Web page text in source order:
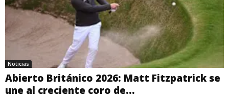
Noticias
Abierto Británico 2026: Matt Fitzpatrick se
une al creciente coro de...